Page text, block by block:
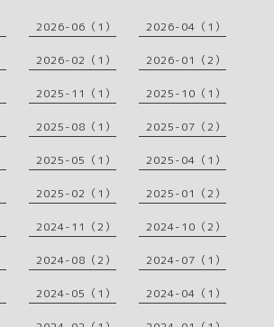
2026-06（1） 2026-04（1）
2026-02（1） 2026-01（2）
2025-11（1） 2025-10（1）
2025-08（1） 2025-07（2）
2025-05（1） 2025-04（1）
2025-02（1） 2025-01（2）
2024-11（2） 2024-10（2）
2024-08（2） 2024-07（1）
2024-05（1） 2024-04（1）